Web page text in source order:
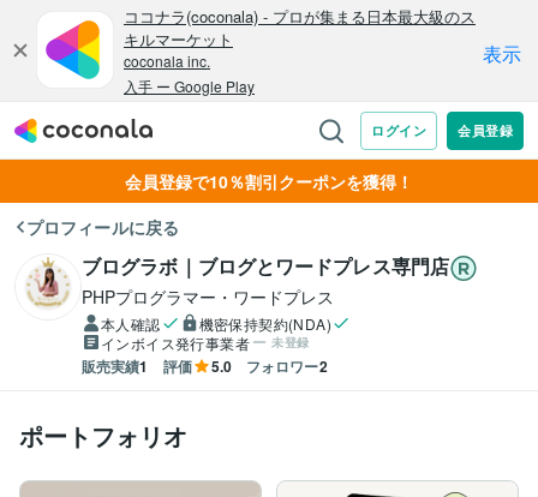
会員登録で10％割引クーポンを獲得！
プロフィールに戻る
ブログラボ｜ブログとワードプレス専門店
PHPプログラマー・ワードプレス
本人確認
機密保持契約(NDA)
インボイス発行事業者
未登録
販売実績1 評価 5.0 フォロワー2
ポートフォリオ